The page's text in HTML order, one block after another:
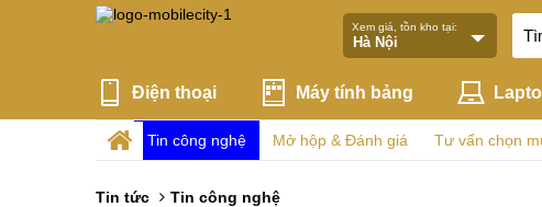
Xem giá, tồn kho tại:
Điện thoại Máy tính bảng
Tin công nghệ Mở hộp & Đánh giá Tư vấn chọn
Tin tức Tin công nghệ